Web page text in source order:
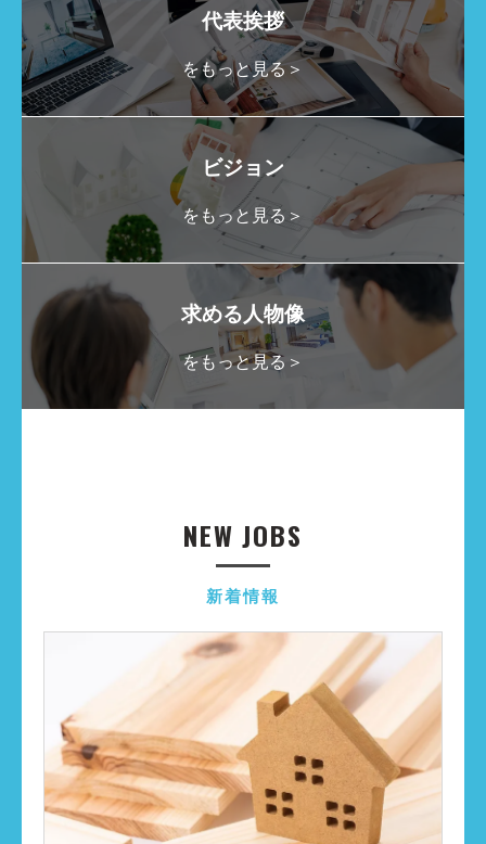
代表挨拶
をもっと見る＞
ビジョン
をもっと見る＞
求める人物像
をもっと見る＞
新着情報
NEW JOBS